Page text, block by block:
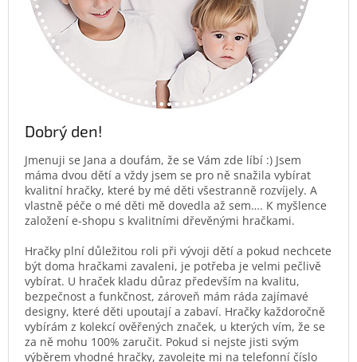
Dobrý den!
Jmenuji se Jana a doufám, že se Vám zde líbí :) Jsem
máma dvou dětí a vždy jsem se pro ně snažila vybírat
kvalitní hračky, které by mé děti všestranně rozvíjely. A
vlastně péče o mé děti mě dovedla až sem…. K myšlence
založení e-shopu s kvalitními dřevěnými hračkami.
Hračky plní důležitou roli při vývoji dětí a pokud nechcete
být doma hračkami zavaleni, je potřeba je velmi pečlivě
vybírat. U hraček kladu důraz především na kvalitu,
bezpečnost a funkčnost, zároveň mám ráda zajímavé
designy, které děti upoutají a zabaví. Hračky každoročně
vybírám z kolekcí ověřených značek, u kterých vím, že se
za ně mohu 100% zaručit. Pokud si nejste jisti svým
výběrem vhodné hračky, zavolejte mi na telefonní číslo